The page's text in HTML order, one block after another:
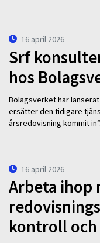
16 april 2026
Srf
hos
Bolagsverket har
ersätter den tidigare
årsredovisning kommit
16 april 2026
Arbeta ihop
kontroll